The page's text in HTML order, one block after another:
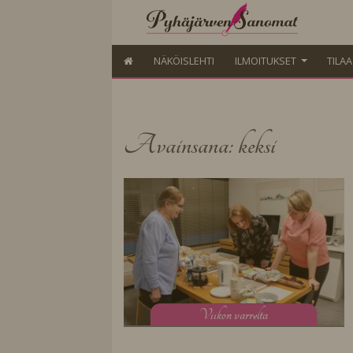
NÄKÖISLEHTI ILMOITUKSET
Avainsana: keksi
Viikon varrelta